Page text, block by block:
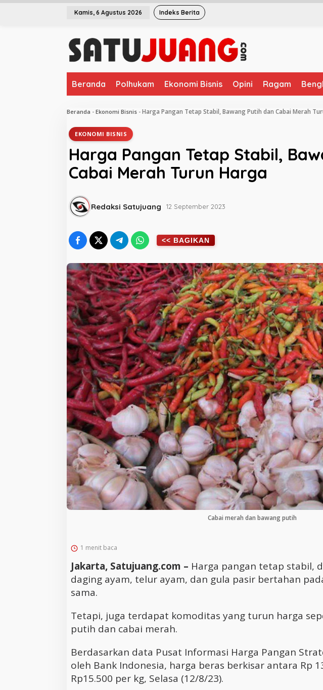
L
Kamis, 6 Agustus 2026 Indeks Berita
Beranda Polhukam Ekonomi Bisnis Opini Ragam
Beranda - Ekonomi Bisnis - Harga Pangan Tetap Stabil, Bawang Putih dan Cabai Merah
EKONOMI BISNIS
Harga Pangan Tetap Stabil,
Cabai Merah Turun Harga
Redaksi Satujuang 12 September 2023
Cabai merah dan bawang putih
1 menit baca
Jakarta, Satujuang.com – Harga pangan tetap stabil,
daging ayam, telur ayam, dan gula pasir bertahan
sama.
Tetapi, juga terdapat komoditas yang turun harga
putih dan cabai merah.
Berdasarkan data Pusat Informasi Harga Pangan
oleh Bank Indonesia, harga beras berkisar antara Rp
Rp15.500 per kg, Selasa (12/8/23).